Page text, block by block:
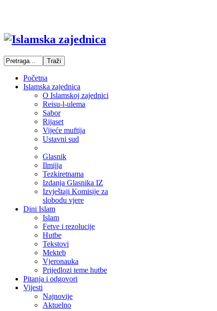
Početna
Islamska zajednica
O Islamskoj zajednici
Reisu-l-ulema
Sabor
Rijaset
Vijeće muftija
Ustavni sud
Glasnik
Ilmijja
Tezkiretnama
Izdanja Glasnika IZ
Izvještaji Komisije za
slobodu vjere
Dini Islam
Islam
Fetve i rezolucije
Hutbe
Tekstovi
Mekteb
Vjeronauka
Prijedlozi teme hutbe
Pitanja i odgovori
Vijesti
Najnovije
Aktuelno